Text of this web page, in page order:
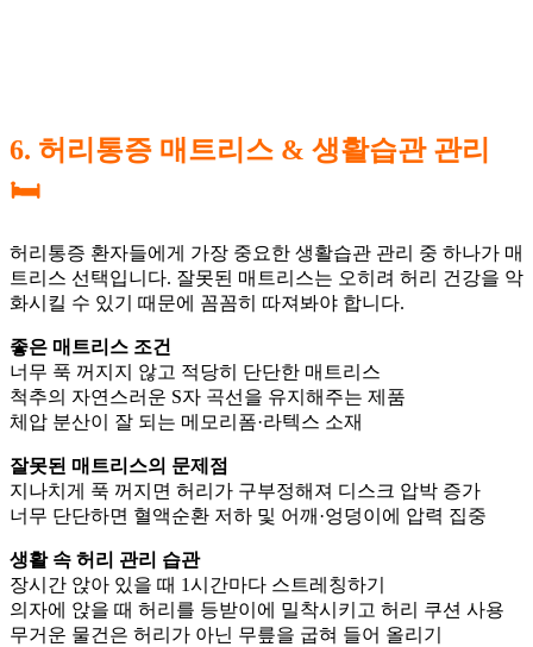
6. 허리통증 매트리스 & 생활습관 관리
🛏️
허리통증 환자들에게 가장 중요한 생활습관 관리 중 하나가 매
트리스 선택입니다. 잘못된 매트리스는 오히려 허리 건강을 악
화시킬 수 있기 때문에 꼼꼼히 따져봐야 합니다.
좋은 매트리스 조건
너무 푹 꺼지지 않고 적당히 단단한 매트리스
척추의 자연스러운 S자 곡선을 유지해주는 제품
체압 분산이 잘 되는 메모리폼·라텍스 소재
잘못된 매트리스의 문제점
지나치게 푹 꺼지면 허리가 구부정해져 디스크 압박 증가
너무 단단하면 혈액순환 저하 및 어깨·엉덩이에 압력 집중
생활 속 허리 관리 습관
장시간 앉아 있을 때 1시간마다 스트레칭하기
의자에 앉을 때 허리를 등받이에 밀착시키고 허리 쿠션 사용
무거운 물건은 허리가 아닌 무릎을 굽혀 들어 올리기